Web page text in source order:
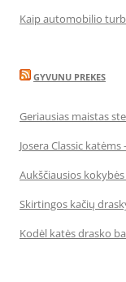
Kaip automobilio
GYVUNU PREKES
Geriausias maistas
Josera Classic
Aukščiausios kokybės
Skirtingos kačių
Kodėl katės drasko